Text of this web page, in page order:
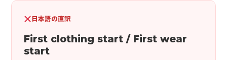
日本語の直訳
First clothing start / First wear
start